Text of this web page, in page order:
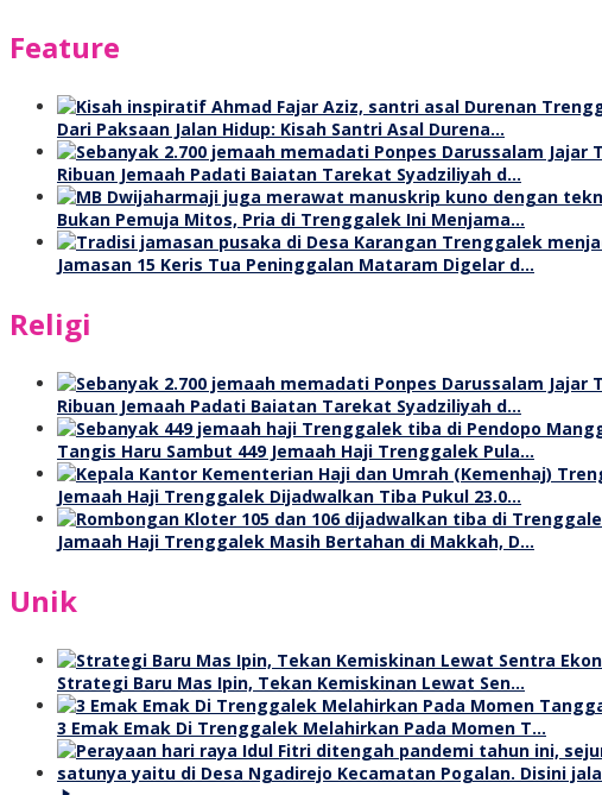
Feature
Dari Paksaan Jalan Hidup: Kisah Santri Asal Durena…
Ribuan Jemaah Padati Baiatan Tarekat Syadziliyah d…
Bukan Pemuja Mitos, Pria di Trenggalek Ini Menjama…
Jamasan 15 Keris Tua Peninggalan Mataram Digelar d…
Religi
Ribuan Jemaah Padati Baiatan Tarekat Syadziliyah d…
Tangis Haru Sambut 449 Jemaah Haji Trenggalek Pula…
Jemaah Haji Trenggalek Dijadwalkan Tiba Pukul 23.0…
Jamaah Haji Trenggalek Masih Bertahan di Makkah, D…
Unik
Strategi Baru Mas Ipin, Tekan Kemiskinan Lewat Sen…
3 Emak Emak Di Trenggalek Melahirkan Pada Momen T…